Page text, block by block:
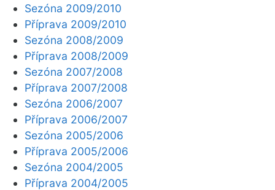
Sezóna 2009/2010
Příprava 2009/2010
Sezóna 2008/2009
Příprava 2008/2009
Sezóna 2007/2008
Příprava 2007/2008
Sezóna 2006/2007
Příprava 2006/2007
Sezóna 2005/2006
Příprava 2005/2006
Sezóna 2004/2005
Příprava 2004/2005